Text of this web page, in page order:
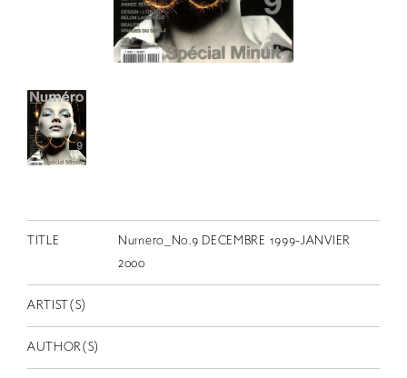
スカラシップ受賞者
CONTACT
EN
TITLE
Numero_No.9 DECEMBRE 1999-JANVIER
2000
ARTIST(S)
AUTHOR(S)